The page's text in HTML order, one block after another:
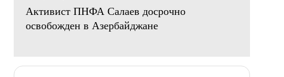
Активист ПНФА Салаев досрочно
освобожден в Азербайджане